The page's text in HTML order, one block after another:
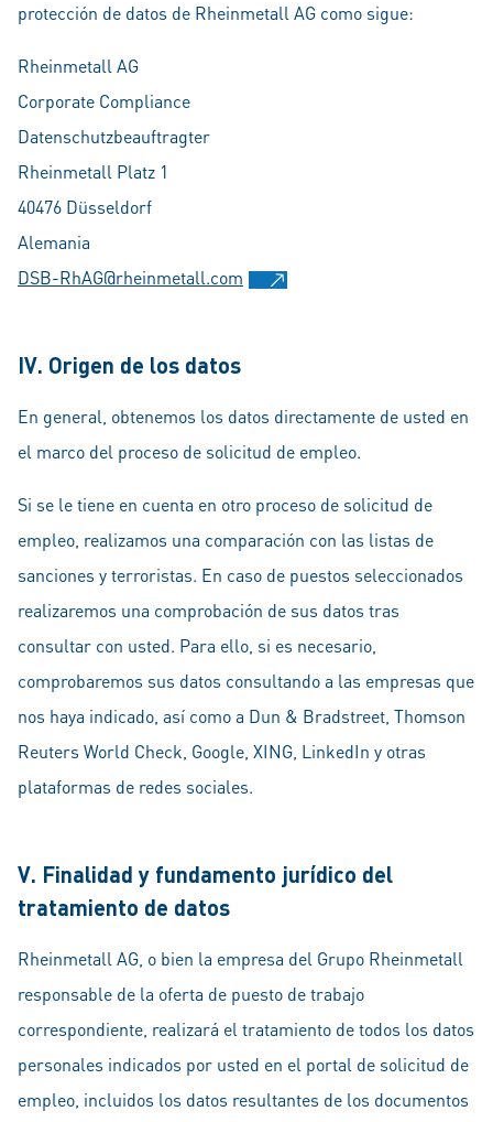
protección de datos de Rheinmetall AG como sigue:
Rheinmetall AG
Corporate Compliance
Datenschutzbeauftragter
Rheinmetall Platz 1
40476 Düsseldorf
Alemania
DSB-RhAG@rheinmetall.com
IV. Origen de los datos
En general, obtenemos los datos directamente de usted en
el marco del proceso de solicitud de empleo.
Si se le tiene en cuenta en otro proceso de solicitud de
empleo, realizamos una comparación con las listas de
sanciones y terroristas. En caso de puestos seleccionados
realizaremos una comprobación de sus datos tras
consultar con usted. Para ello, si es necesario,
comprobaremos sus datos consultando a las empresas que
nos haya indicado, así como a Dun & Bradstreet, Thomson
Reuters World Check, Google, XING, LinkedIn y otras
plataformas de redes sociales.
V. Finalidad y fundamento jurídico del
tratamiento de datos
Rheinmetall AG, o bien la empresa del Grupo Rheinmetall
responsable de la oferta de puesto de trabajo
correspondiente, realizará el tratamiento de todos los datos
personales indicados por usted en el portal de solicitud de
empleo, incluidos los datos resultantes de los documentos